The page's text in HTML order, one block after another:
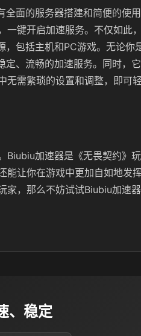
面的服务器搭建和简便的使
键开启加速服务。不仅如此，
，包括主机和PC游戏。无论你
定、流畅的加速服务。同时，
无需繁琐的设置和调整，即可
Biubiu加速器是《无畏契约》
能让你在游戏中更加自如地发
家，那么不妨试试Biubiu加速器
、稳定